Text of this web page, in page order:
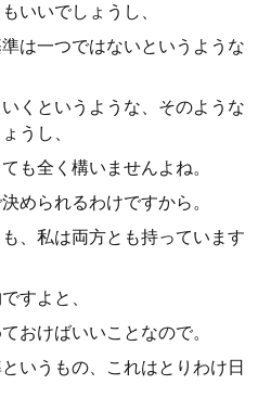
いいでしょうし、
は一つではないというような
くというような、そのような
うし、
も全く構いませんよね。
められるわけですから。
、私は両方とも持っています
すよと、
おけばいいことなので。
いうもの、これはとりわけ日